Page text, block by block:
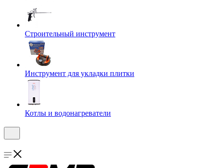
Строительный инструмент
Инструмент для укладки плитки
Котлы и водонагреватели